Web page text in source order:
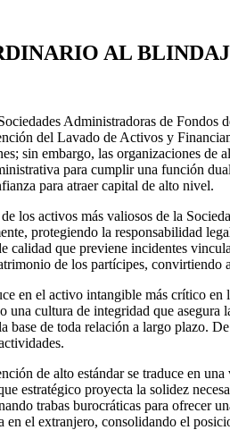
AL
Administradoras de
del Lavado de Activos y
sin embargo, las organizaciones
para cumplir una función
para atraer capital de alto nivel.
los activos más valiosos de la
protegiendo la responsabilidad
calidad que previene incidentes
de los partícipes,
en el activo intangible más crítico
una cultura de integridad que
base de toda relación a largo plazo.
de alto estándar se traduce en
estratégico proyecta la solidez
trabas burocráticas para ofrecer
en el extranjero, consolidando el